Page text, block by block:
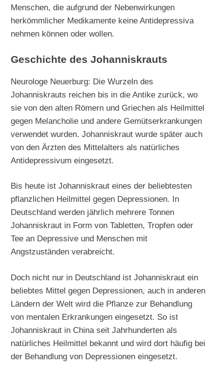
Menschen, die aufgrund der Nebenwirkungen
herkömmlicher Medikamente keine Antidepressiva
nehmen können oder wollen.
Geschichte des Johanniskrauts
Neurologe Neuerburg: Die Wurzeln des
Johanniskrauts reichen bis in die Antike zurück, wo
sie von den alten Römern und Griechen als Heilmittel
gegen Melancholie und andere Gemütserkrankungen
verwendet wurden. Johanniskraut wurde später auch
von den Ärzten des Mittelalters als natürliches
Antidepressivum eingesetzt.
Bis heute ist Johanniskraut eines der beliebtesten
pflanzlichen Heilmittel gegen Depressionen. In
Deutschland werden jährlich mehrere Tonnen
Johanniskraut in Form von Tabletten, Tropfen oder
Tee an Depressive und Menschen mit
Angstzuständen verabreicht.
Doch nicht nur in Deutschland ist Johanniskraut ein
beliebtes Mittel gegen Depressionen, auch in anderen
Ländern der Welt wird die Pflanze zur Behandlung
von mentalen Erkrankungen eingesetzt. So ist
Johanniskraut in China seit Jahrhunderten als
natürliches Heilmittel bekannt und wird dort häufig bei
der Behandlung von Depressionen eingesetzt.